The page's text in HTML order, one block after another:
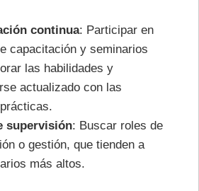
continua: Participar en
capacitación y seminarios
las habilidades y
actualizado con las
supervisión: Buscar roles de
o gestión, que tienden a
más altos.